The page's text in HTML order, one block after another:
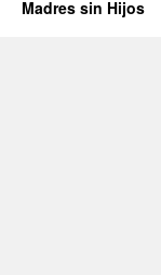
Madres sin Hijos